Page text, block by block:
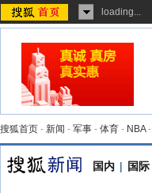
loading...
搜狐首页 - 新闻 - 军事 - 体育 - NBA-
国内 | 国际